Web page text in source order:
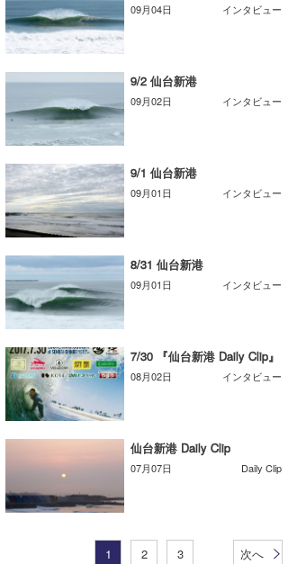
09月04日 インタビュー
9/2 仙台新港
09月02日 インタビュー
9/1 仙台新港
09月01日 インタビュー
8/31 仙台新港
09月01日 インタビュー
7/30 『仙台新港 Daily Clip』
08月02日 インタビュー
仙台新港 Daily Clip
07月07日 Daily Clip
1 2 3 次へ
wanda
banpaku
Mr.K
chappy
Romisea